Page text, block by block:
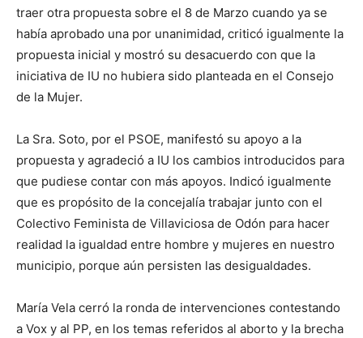
traer otra propuesta sobre el 8 de Marzo cuando ya se
había aprobado una por unanimidad, criticó igualmente la
propuesta inicial y mostró su desacuerdo con que la
iniciativa de IU no hubiera sido planteada en el Consejo
de la Mujer.
La Sra. Soto, por el PSOE, manifestó su apoyo a la
propuesta y agradeció a IU los cambios introducidos para
que pudiese contar con más apoyos. Indicó igualmente
que es propósito de la concejalía trabajar junto con el
Colectivo Feminista de Villaviciosa de Odón para hacer
realidad la igualdad entre hombre y mujeres en nuestro
municipio, porque aún persisten las desigualdades.
María Vela cerró la ronda de intervenciones contestando
a Vox y al PP, en los temas referidos al aborto y la brecha